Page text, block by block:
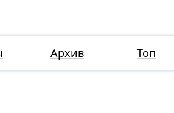
Архив Топ